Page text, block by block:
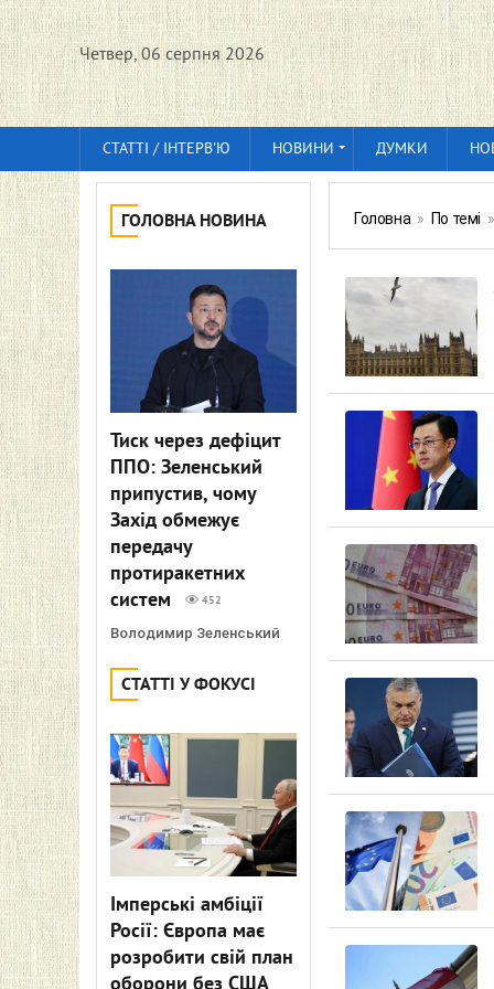
Четвер, 06 серпня 2026
СТАТТІ / ІНТЕРВ'Ю НОВИНИ ДУМКИ
ГОЛОВНА НОВИНА
Тиск через дефіцит
ППО: Зеленський
припустив, чому
Захід обмежує
передачу
протиракетних
систем
452
Володимир Зеленський
СТАТТІ У ФОКУСІ
Імперські амбіції
Росії: Європа має
розробити свій план
Головна » По темі »